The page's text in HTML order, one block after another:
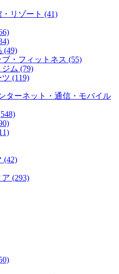
リゾート (41)
(49)
・フィットネス (55)
ム (79)
(119)
ターネット・通信・モバイル
(42)
(293)